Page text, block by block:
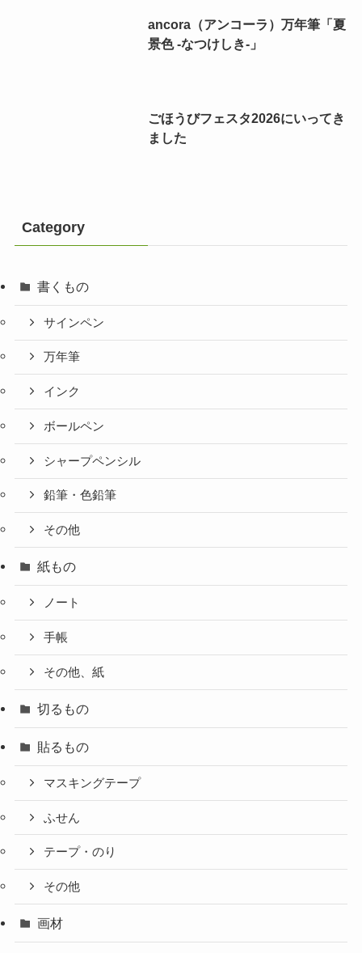
ancora（アンコーラ）万年筆「夏
景色 -なつけしき-」
ごほうびフェスタ2026にいってき
ました
Category
書くもの
サインペン
万年筆
インク
ボールペン
シャープペンシル
鉛筆・色鉛筆
その他
紙もの
ノート
手帳
その他、紙
切るもの
貼るもの
マスキングテープ
ふせん
テープ・のり
その他
画材